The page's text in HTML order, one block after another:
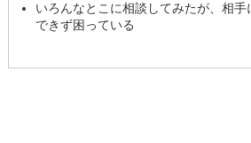
いろんなとこに相談してみたが、相
できず困っている